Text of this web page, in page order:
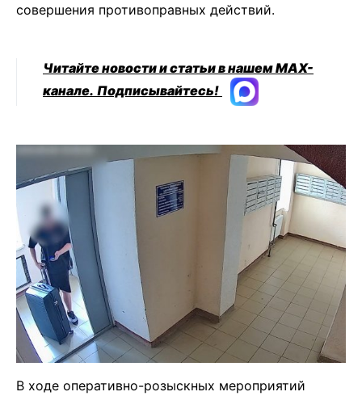
совершения противоправных действий.
Читайте новости и статьи в нашем MAX-
канале. Подписывайтесь!
В ходе оперативно-розыскных мероприятий